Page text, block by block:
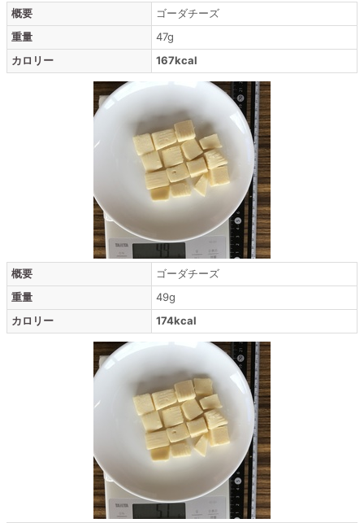
概要
ゴーダチーズ
重量
47g
カロリー
167kcal
概要
ゴーダチーズ
重量
49g
カロリー
174kcal